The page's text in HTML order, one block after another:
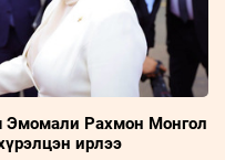
Эмомали Рахмон Монгол
ирлээ